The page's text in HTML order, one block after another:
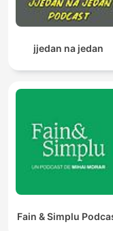
jjedan na jedan
Fain & Simplu